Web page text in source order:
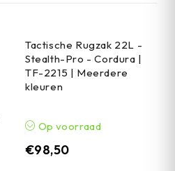
Tactische Rugzak 22L -
Stealth-Pro - Cordura |
TF-2215 | Meerdere
kleuren
Op voorraad
€98,50